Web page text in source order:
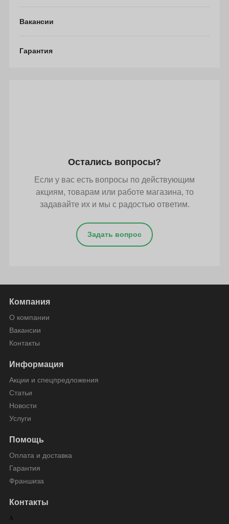
Вакансии
Гарантия
Остались вопросы?
Если у вас есть вопросы по действующим
акциям, товарам или работе магазина, то
задавайте их и мы с радостью ответим.
Задать вопрос
Компания
О компании
Вакансии
Контакты
Информация
Акции и спецпредложения
Статьи
Новости
Услуги
Помощь
Оплата и доставка
Гарантия
Франшиза
Контакты